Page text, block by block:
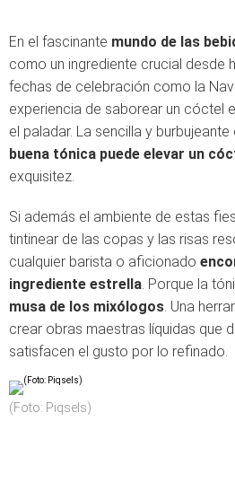
En el fascinante mundo de las
como un ingrediente crucial desde
fechas de celebración como la
experiencia de saborear un cóctel
el paladar. La sencilla y
buena tónica puede elevar un
exquisitez.
Si además el ambiente de estas
tintinear de las copas y las risas
cualquier barista o aficionado
ingrediente estrella. Porque la
musa de los mixólogos. Una
crear obras maestras líquidas que
satisfacen el gusto por lo refinado.
(Foto: Piqsels)